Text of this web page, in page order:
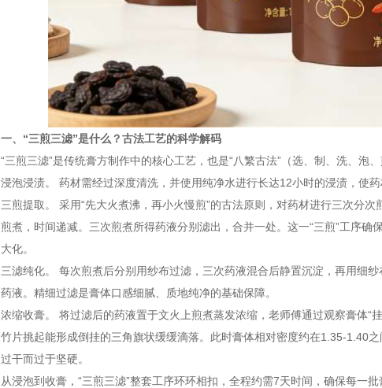
一、“三煎三滤”是什么？古法工艺的科学解码
“三煎三滤”是传统膏方制作中的核心工艺，也是“八繁古法”（选、制、洗、泡
浸泡浸渍。 药材需经过深度清洗，并使用纯净水进行长达12小时的浸渍，使
三煎提取。 采用“先大火煮沸，再小火慢煎”的古法原则，对药材进行三次分
煎煮，时间递减。三次煎煮所得药液分别滤出，合并一处。这一“三煎”工序
大化。
三滤纯化。 每次煎煮后分别用纱布过滤，三次药液混合后静置沉淀，再用细
药液。精细过滤是膏体口感细腻、质地纯净的基础保障。
浓缩收膏。 将过滤后的药液置于文火上煎煮蒸发浓缩，老师傅通过观察膏体
竹片挑起能形成倒挂的三角旗状缓缓滴落。此时膏体相对密度约在1.35-1.40
过干而过于坚硬。
从浸泡到收膏，“三煎三滤”整套工序环环相扣，全程约需7天时间，确保每一批